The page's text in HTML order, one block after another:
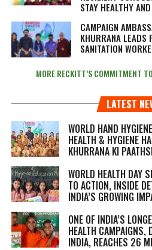
STAY HEALTHY
CAMPAIGN
KHURRANA LEADS
SANITATION
MORE RECKITT’S COMMITMENT
LATEST
WORLD HAND
HEALTH & HYGIENE
KHURRANA KI
WORLD HEALTH DAY
TO ACTION, INSIDE
INDIA’S GROWING
ONE OF INDIA’S
HEALTH CAMPAIGNS,
INDIA, REACHES 26